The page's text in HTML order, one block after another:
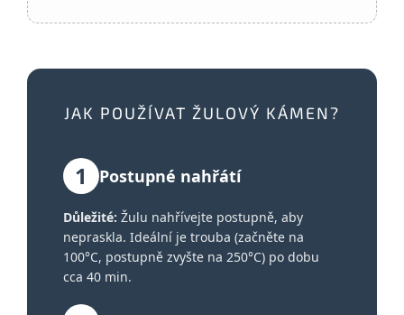
JAK POUŽÍVAT ŽULOVÝ KÁMEN?
1 Postupné nahřátí
Důležité: Žulu nahřívejte postupně, aby
nepraskla. Ideální je trouba (začněte na
100°C, postupně zvyšte na 250°C) po dobu
cca 40 min.